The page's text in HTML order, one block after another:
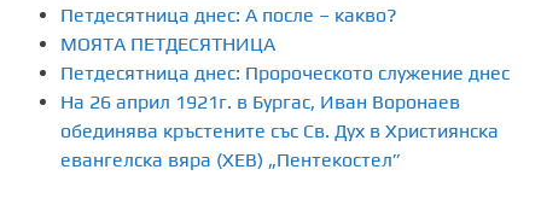
Петдесятница днес: А после – какво?
МОЯТА ПЕТДЕСЯТНИЦА
Петдесятница днес: Пророческото служение днес
На 26 април 1921г. в Бургас, Иван Воронаев
обединява кръстените със Св. Дух в Християнска
евангелска вяра (ХЕВ) „Пентекостел”